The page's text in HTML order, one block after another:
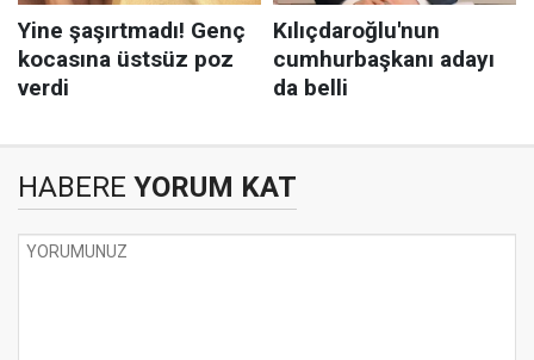
HABERE YORUM KAT